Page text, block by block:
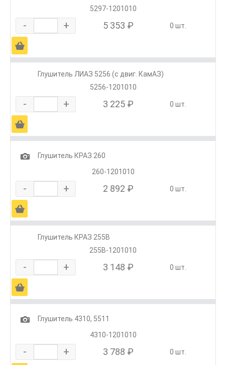
5297-1201010
- + 5 353 ₽ 0 шт.
Ä
Глушитель ЛИАЗ 5256 (с двиг. КамАЗ)
5256-1201010
- + 3 225 ₽ 0 шт.
Ä
1
Глушитель КРАЗ 260
260-1201010
- + 2 892 ₽ 0 шт.
Ä
Глушитель КРАЗ 255В
255В-1201010
- + 3 148 ₽ 0 шт.
Ä
1
Глушитель 4310, 5511
4310-1201010
- + 3 788 ₽ 0 шт.